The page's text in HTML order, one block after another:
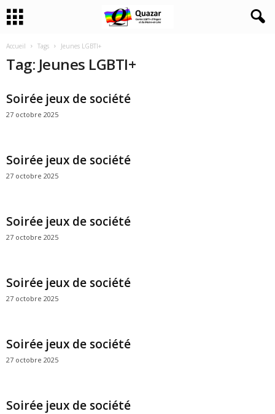
Accueil Tags Jeunes LGBTI+
Tag: Jeunes LGBTI+
Soirée jeux de société
27 octobre 2025
Soirée jeux de société
27 octobre 2025
Soirée jeux de société
27 octobre 2025
Soirée jeux de société
27 octobre 2025
Soirée jeux de société
27 octobre 2025
Soirée jeux de société